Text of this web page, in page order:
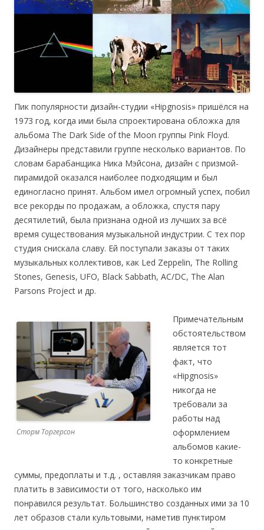
Пик популярности дизайн-студии «Hipgnosis» пришёлся на
1973 год, когда ими была спроектирована обложка для
альбома The Dark Side of the Moon группы Pink Floyd.
Дизайнеры представили группе несколько вариантов. По
словам барабанщика Ника Мэйсона, дизайн с призмой-
пирамидой оказался наиболее подходящим и был
единогласно принят. Альбом имел огромный успех, побил
все рекорды по продажам, а обложка, спустя пару
десятилетий, была признана одной из лучших за всё
время существования музыкальной индустрии. С тех пор
студия снискала славу. Ей поступали заказы от таких
музыкальных коллективов, как Led Zeppelin, The Rolling
Stones, Genesis, UFO, Black Sabbath, AC/DC, The Alan
Parsons Project и др.
Сторм Торгерсон
Примечательным
обстоятельством
является тот
факт, что
«Hipgnosis»
никогда не
требовали за
работы над
оформлением
альбомов какие-
то конкретные
суммы, предоплаты и т.д. , оставляя заказчикам право
платить в зависимости от того, насколько им
понравился результат. Большинство созданных ими за 10
лет образов стали культовыми, наметив пунктиром